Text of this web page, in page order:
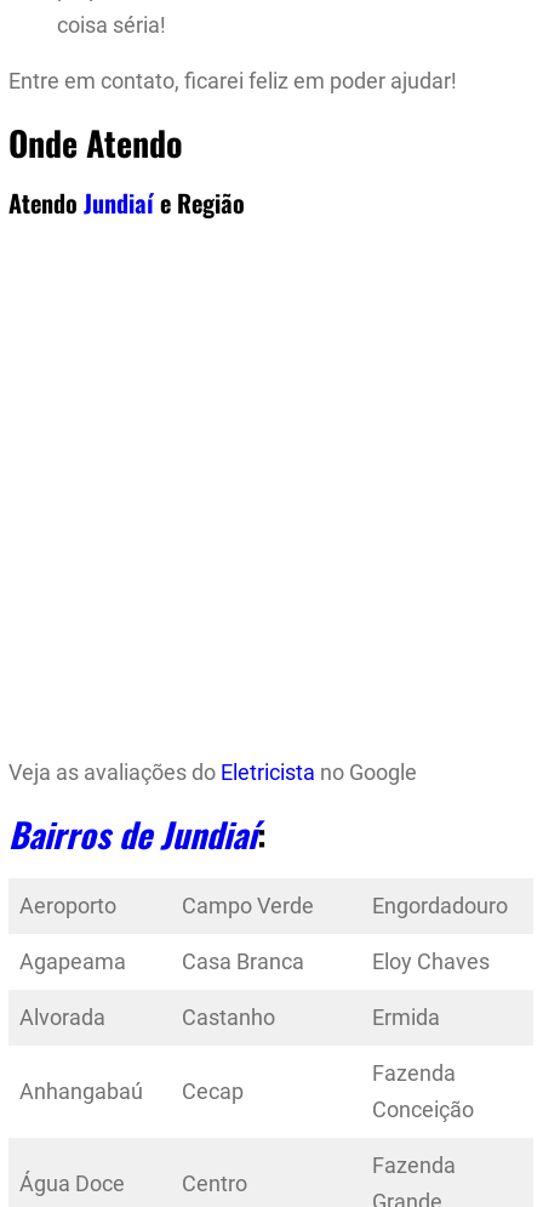
coisa séria!
Entre em contato, ficarei feliz em poder ajudar!
Onde Atendo
AtendoJundiaíe Região
Veja as avaliações do Eletricista no Google
Bairros de Jundiaí:
Aeroporto Campo Verde Engordadouro
Agapeama Casa Branca Eloy Chaves
Alvorada Castanho Ermida
Anhangabaú Cecap
Fazenda
Conceição
Água Doce Centro
Fazenda
Grande